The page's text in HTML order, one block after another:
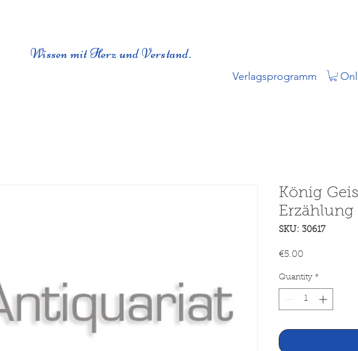
Wissen mit Herz und Verstand.
Verlagsprogramm
König
Erzählung
SKU: 30617
€5.00Price
Quantity *